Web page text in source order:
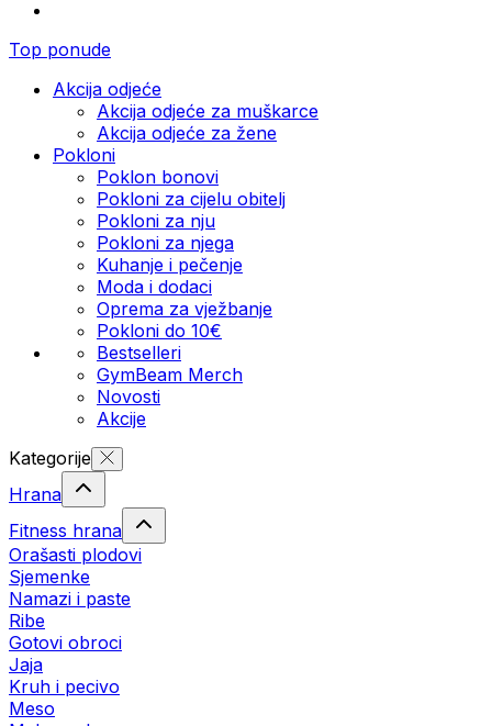
Top ponude
Akcija odjeće
Akcija odjeće za muškarce
Akcija odjeće za žene
Pokloni
Poklon bonovi
Pokloni za cijelu obitelj
Pokloni za nju
Pokloni za njega
Kuhanje i pečenje
Moda i dodaci
Oprema za vježbanje
Pokloni do 10€
Bestselleri
GymBeam Merch
Novosti
Akcije
Kategorije
Hrana
Fitness hrana
Orašasti plodovi
Sjemenke
Namazi i paste
Ribe
Gotovi obroci
Jaja
Kruh i pecivo
Meso